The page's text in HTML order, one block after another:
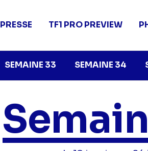
SEMAINE 33 SEMAINE 34
PRESSE TF1 PRO PREVIEW